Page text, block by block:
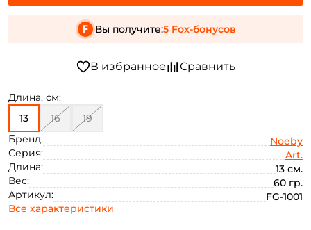
Длина, см:
13
16
19
Бренд:
Noeby
Серия:
Art.
Длина:
13 см.
Вес:
60 гр.
Артикул:
FG-1001
Все характеристики
Вы получите:5 Fox-бонусов